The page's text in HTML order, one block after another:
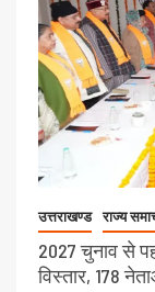
उत्तराखण्ड राज्य
2027 चुनाव से
विस्तार, 178